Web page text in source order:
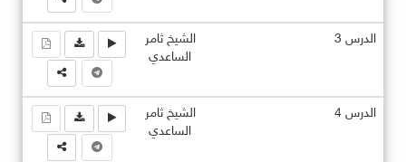
الدرس 3
الشيخ ثامر
الساعدي
الدرس 4
الشيخ ثامر
الساعدي